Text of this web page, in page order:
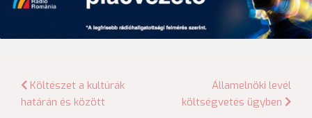
Bejegyzés
Költészet a kultúrák
határán és között
Államelnöki levél
költségvetés ügyben